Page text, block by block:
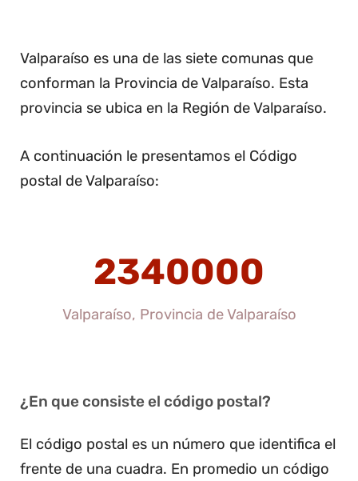
Valparaíso es una de las siete comunas que
conforman la Provincia de Valparaíso. Esta
provincia se ubica en la Región de Valparaíso.
A continuación le presentamos el Código
postal de Valparaíso:
2340000
Valparaíso, Provincia de Valparaíso
¿En que consiste el código postal?
El código postal es un número que identifica el
frente de una cuadra. En promedio un código